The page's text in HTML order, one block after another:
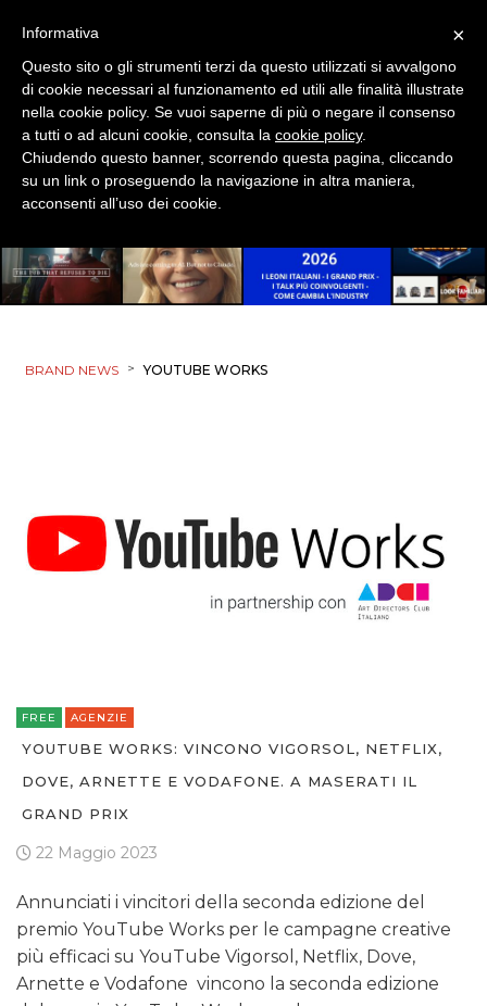
BRAND NEWS > YOUTUBE WORKS
FREE AGENZIE
YOUTUBE WORKS: VINCONO VIGORSOL, NETFLIX,
DOVE, ARNETTE E VODAFONE. A MASERATI IL
GRAND PRIX
22 Maggio 2023
Annunciati i vincitori della seconda edizione del
premio YouTube Works per le campagne creative
più efficaci su YouTube Vigorsol, Netflix, Dove,
Arnette e Vodafone vincono la seconda edizione
×
Informativa
Questo sito o gli strumenti terzi da questo utilizzati si avvalgono
di cookie necessari al funzionamento ed utili alle finalità illustrate
nella cookie policy. Se vuoi saperne di più o negare il consenso
a tutti o ad alcuni cookie, consulta la cookie policy.
Chiudendo questo banner, scorrendo questa pagina, cliccando
su un link o proseguendo la navigazione in altra maniera,
acconsenti all’uso dei cookie.